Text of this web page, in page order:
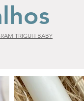
TRIGUH BABY